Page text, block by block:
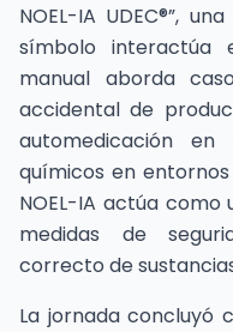
NOEL-IA UDEC®”,
símbolo interactúa
manual aborda
accidental de
automedicación
químicos en
NOEL-IA actúa como
medidas de
correcto de
La jornada concluyó